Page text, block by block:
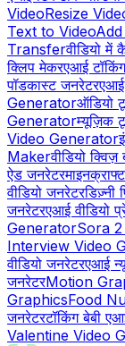
VideoResize
Text to Video
Transferवीडियो में
क्लिप मेकरएआई
पॉडकास्ट जनरेटर
Generatorऑडियो टू
Generatorम्यूज़िक टू
Video Generator
Makerवीडियो क्विज़
ऐड जनरेटर
वीडियो जनरेटरडिज़्नी
जनरेटरएआई वीडियो
GeneratorSora
Interview Video
वीडियो जनरेटरएआई
जनरेटरMotion
GraphicsFood
जनरेटरटॉकिंग बेबी
Valentine Video